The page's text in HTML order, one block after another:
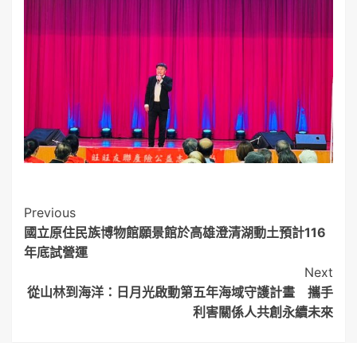
Post
Navigation
Previous
國立原住民族博物館願景館於高雄澄清湖動土預計116
年底試營運
Next
從山林到海洋：日月光啟動第五年海域守護計畫 攜手
利害關係人共創永續未來